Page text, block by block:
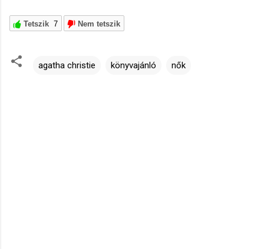
Tetszik 7 Nem tetszik
agatha christie könyvajánló nők